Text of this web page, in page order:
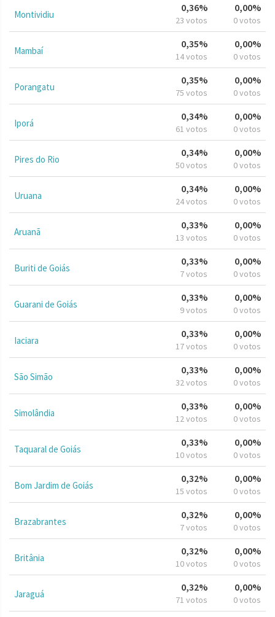
Montividiu
0,36%
23 votos
0,00%
0 votos
Mambaí
0,35%
14 votos
0,00%
0 votos
Porangatu
0,35%
75 votos
0,00%
0 votos
Iporá
0,34%
61 votos
0,00%
0 votos
Pires do Rio
0,34%
50 votos
0,00%
0 votos
Uruana
0,34%
24 votos
0,00%
0 votos
Aruanã
0,33%
13 votos
0,00%
0 votos
Buriti de Goiás
0,33%
7 votos
0,00%
0 votos
Guarani de Goiás
0,33%
9 votos
0,00%
0 votos
Iaciara
0,33%
17 votos
0,00%
0 votos
São Simão
0,33%
32 votos
0,00%
0 votos
Simolândia
0,33%
12 votos
0,00%
0 votos
Taquaral de Goiás
0,33%
10 votos
0,00%
0 votos
Bom Jardim de Goiás
0,32%
15 votos
0,00%
0 votos
Brazabrantes
0,32%
7 votos
0,00%
0 votos
Britânia
0,32%
10 votos
0,00%
0 votos
Jaraguá
0,32%
71 votos
0,00%
0 votos